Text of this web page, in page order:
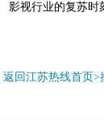
影视行业的复苏时
返回江苏热线首页>